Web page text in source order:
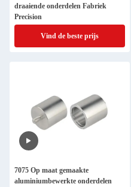
draaiende onderdelen Fabriek
Precision
Vind de beste prijs
7075 Op maat gemaakte
aluminiumbewerkte onderdelen